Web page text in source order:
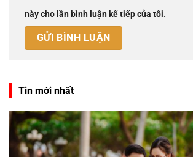
này cho lần bình luận kế tiếp của tôi.
Tin mới nhất